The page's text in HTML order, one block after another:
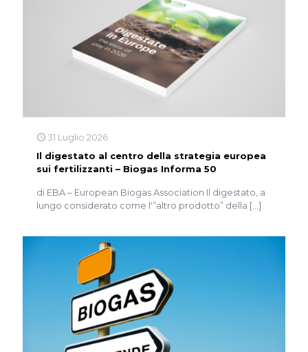
31 Luglio 2026
Il digestato al centro della strategia europea
sui fertilizzanti – Biogas Informa 50
di EBA – European Biogas Association Il digestato, a
lungo considerato come l'”altro prodotto” della […]